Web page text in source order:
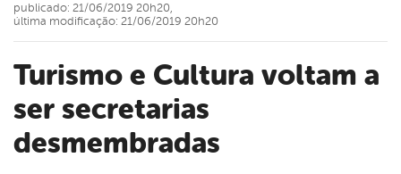
Turismo e Cultura voltam a
ser secretarias
desmembradas
publicado: 21/06/2019 20h20,
última modificação: 21/06/2019 20h20